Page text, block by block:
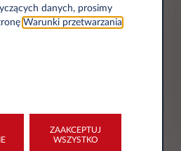
danych, prosimy
Warunki przetwarzania
ZAAKCEPTUJ
WSZYSTKO